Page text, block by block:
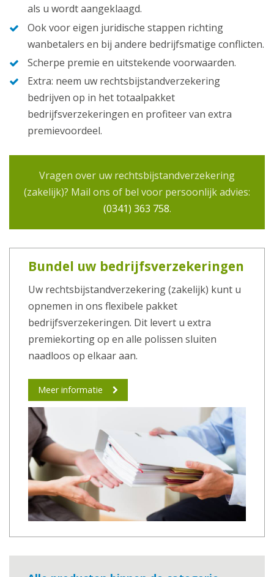
als u wordt aangeklaagd.
Ook voor eigen juridische stappen richting
wanbetalers en bij andere bedrijfsmatige conflicten.
Scherpe premie en uitstekende voorwaarden.
Extra: neem uw rechtsbijstandverzekering
bedrijven op in het totaalpakket
bedrijfsverzekeringen en profiteer van extra
premievoordeel.
Vragen over uw rechtsbijstandverzekering
(zakelijk)? Mail ons of bel voor persoonlijk advies:
(0341) 363 758.
Bundel uw bedrijfsverzekeringen
Uw rechtsbijstandverzekering (zakelijk) kunt u
opnemen in ons flexibele pakket
bedrijfsverzekeringen. Dit levert u extra
premiekorting op en alle polissen sluiten
naadloos op elkaar aan.
Meer informatie